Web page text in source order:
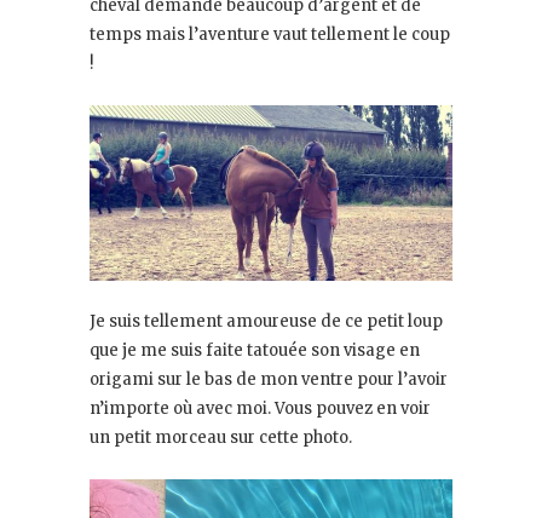
cheval demande beaucoup d’argent et de
temps mais l’aventure vaut tellement le coup
!
Je suis tellement amoureuse de ce petit loup
que je me suis faite tatouée son visage en
origami sur le bas de mon ventre pour l’avoir
n’importe où avec moi. Vous pouvez en voir
un petit morceau sur cette photo.